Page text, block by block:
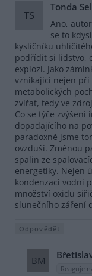
TS
Tonda
Ano,
se to
kysličníku
podřídit si lidstvo,
explozi. Jako
vznikající nejen při
metabolických
zvířat, tedy ve
Co se týče
dopadajícího na
paradoxně jsme
ovzduší. Změnou
spalin ze
energetiky. Nejen
kondenzaci vodní
množství oxidu
slunečního záření
Odpovědět
BM
Reaguje